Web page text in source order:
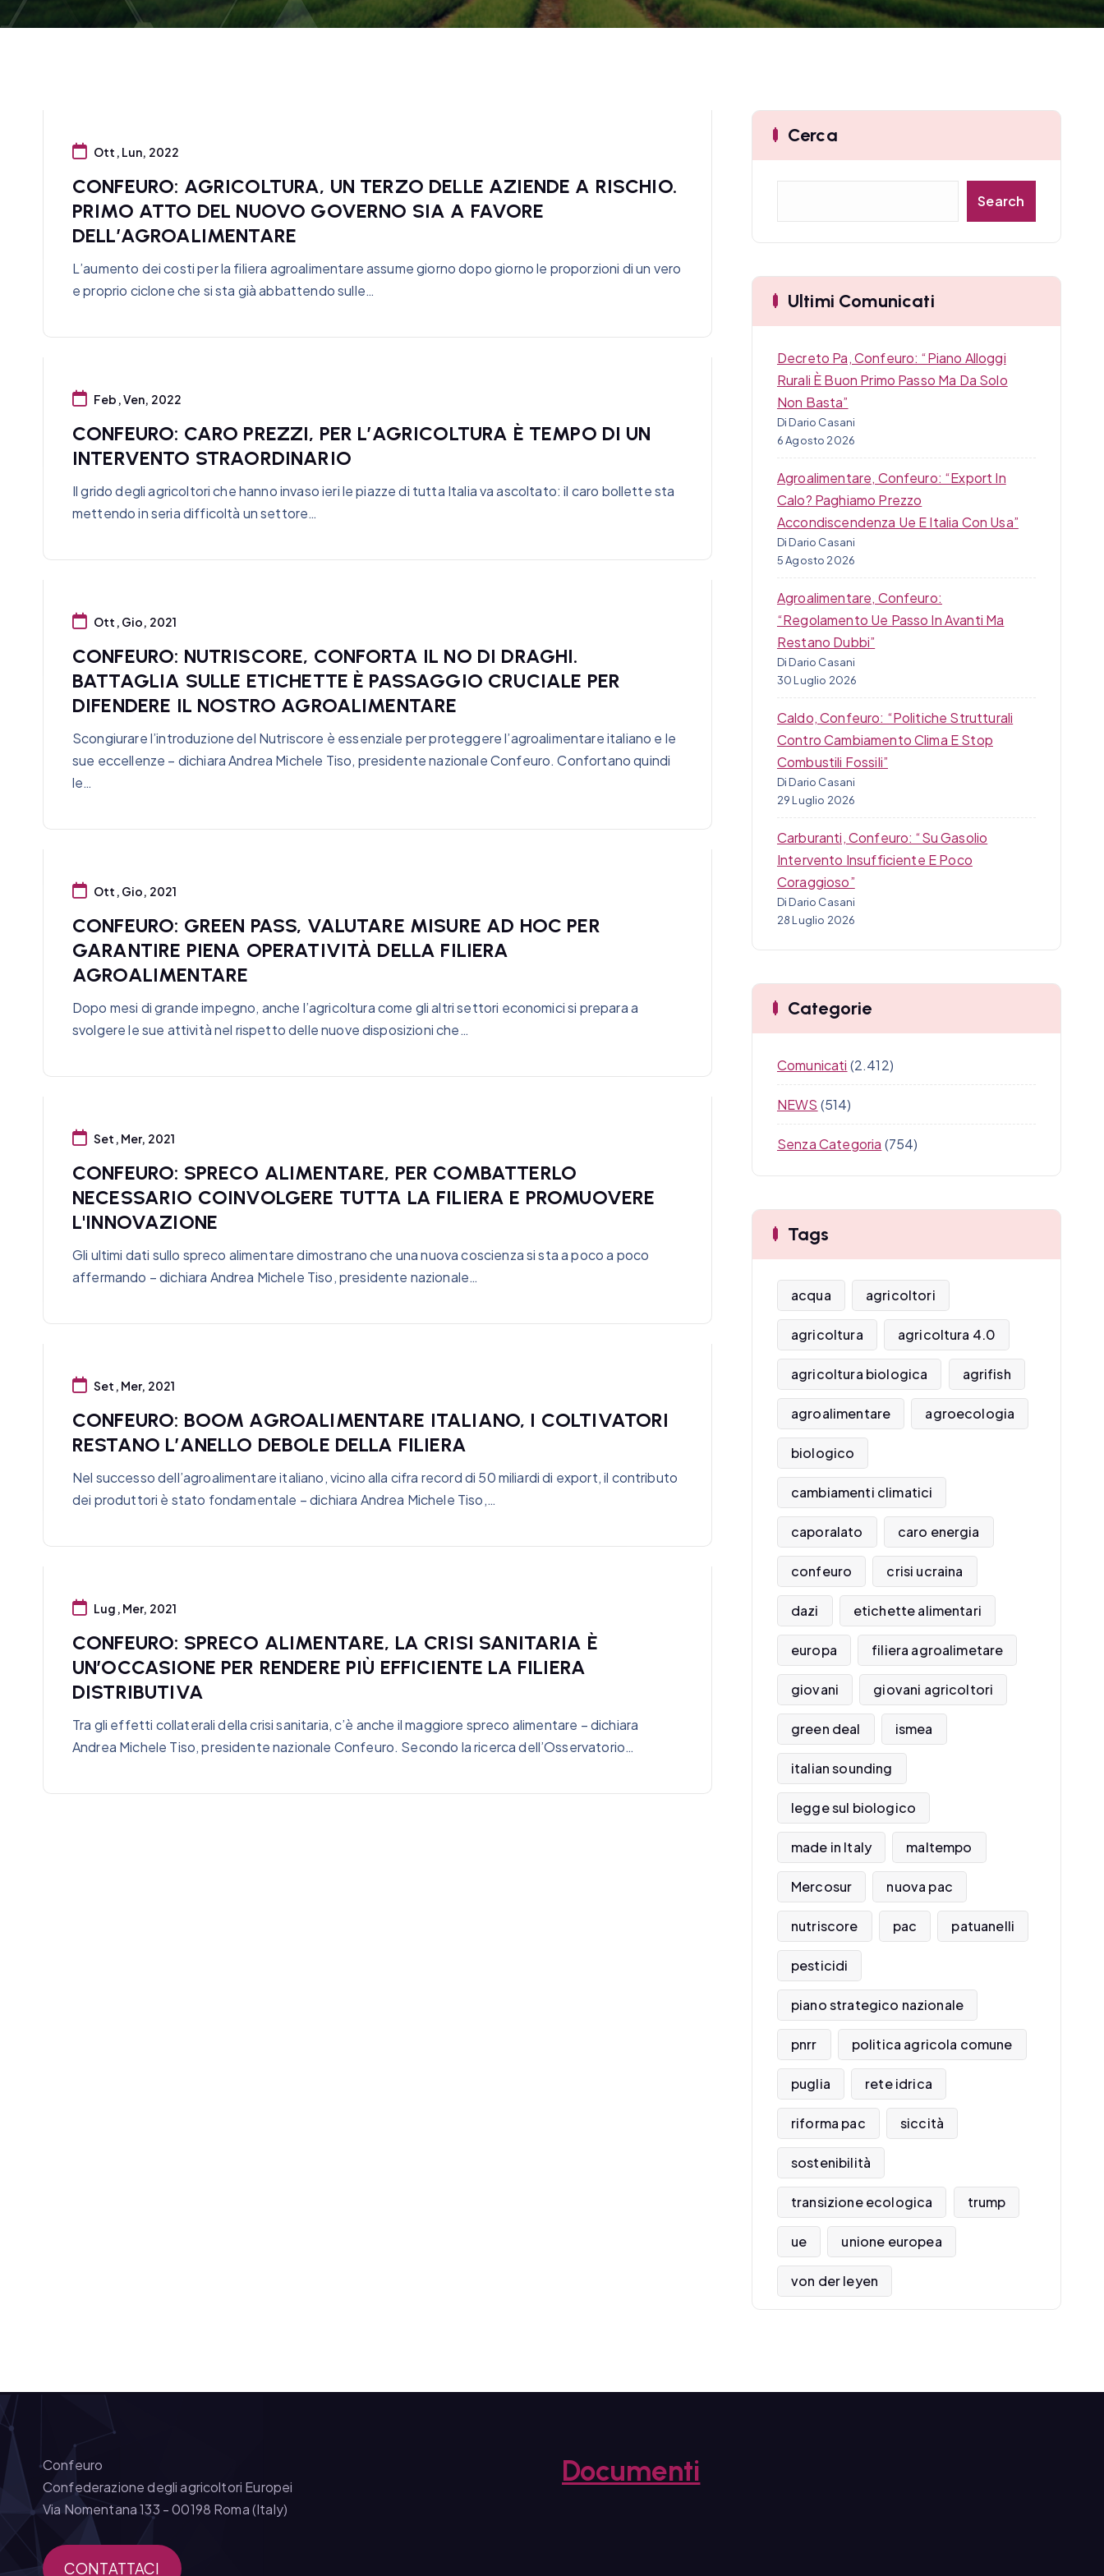
Ott, Lun, 2022
CONFEURO: AGRICOLTURA, UN TERZO DELLE AZIENDE A RISCHIO.
PRIMO ATTO DEL NUOVO GOVERNO SIA A FAVORE
DELL’AGROALIMENTARE
L’aumento dei costi per la filiera agroalimentare assume giorno dopo giorno le proporzioni di un vero
e proprio ciclone che si sta già abbattendo sulle…
Feb, Ven, 2022
CONFEURO: CARO PREZZI, PER L’AGRICOLTURA È TEMPO DI UN
INTERVENTO STRAORDINARIO
Il grido degli agricoltori che hanno invaso ieri le piazze di tutta Italia va ascoltato: il caro bollette sta
mettendo in seria difficoltà un settore…
Ott, Gio, 2021
CONFEURO: NUTRISCORE, CONFORTA IL NO DI DRAGHI.
BATTAGLIA SULLE ETICHETTE È PASSAGGIO CRUCIALE PER
DIFENDERE IL NOSTRO AGROALIMENTARE
Scongiurare l’introduzione del Nutriscore è essenziale per proteggere l’agroalimentare italiano e le
sue eccellenze – dichiara Andrea Michele Tiso, presidente nazionale Confeuro. Confortano quindi
le…
Ott, Gio, 2021
CONFEURO: GREEN PASS, VALUTARE MISURE AD HOC PER
GARANTIRE PIENA OPERATIVITÀ DELLA FILIERA
AGROALIMENTARE
Dopo mesi di grande impegno, anche l’agricoltura come gli altri settori economici si prepara a
svolgere le sue attività nel rispetto delle nuove disposizioni che…
Set, Mer, 2021
CONFEURO: SPRECO ALIMENTARE, PER COMBATTERLO
NECESSARIO COINVOLGERE TUTTA LA FILIERA E PROMUOVERE
L'INNOVAZIONE
Gli ultimi dati sullo spreco alimentare dimostrano che una nuova coscienza si sta a poco a poco
affermando – dichiara Andrea Michele Tiso, presidente nazionale…
Set, Mer, 2021
CONFEURO: BOOM AGROALIMENTARE ITALIANO, I COLTIVATORI
RESTANO L’ANELLO DEBOLE DELLA FILIERA
Nel successo dell’agroalimentare italiano, vicino alla cifra record di 50 miliardi di export, il contributo
dei produttori è stato fondamentale – dichiara Andrea Michele Tiso,…
Lug, Mer, 2021
CONFEURO: SPRECO ALIMENTARE, LA CRISI SANITARIA È
UN’OCCASIONE PER RENDERE PIÙ EFFICIENTE LA FILIERA
DISTRIBUTIVA
Tra gli effetti collaterali della crisi sanitaria, c’è anche il maggiore spreco alimentare – dichiara
Andrea Michele Tiso, presidente nazionale Confeuro. Secondo la ricerca dell’Osservatorio…
Cerca
a
Search
Ultimi Comunicati
Decreto Pa, Confeuro: “Piano Alloggi
Rurali È Buon Primo Passo Ma Da Solo
Non Basta”
Di Dario Casani
6 Agosto 2026
Agroalimentare, Confeuro: “Export In
Calo? Paghiamo Prezzo
Accondiscendenza Ue E Italia Con Usa”
Di Dario Casani
5 Agosto 2026
Agroalimentare, Confeuro:
“Regolamento Ue Passo In Avanti Ma
Restano Dubbi”
Di Dario Casani
30 Luglio 2026
Caldo, Confeuro: “Politiche Strutturali
Contro Cambiamento Clima E Stop
Combustili Fossili”
Di Dario Casani
29 Luglio 2026
Carburanti, Confeuro: “Su Gasolio
Intervento Insufficiente E Poco
Coraggioso”
Di Dario Casani
28 Luglio 2026
Categorie
Comunicati (2.412)
NEWS (514)
Senza Categoria (754)
Tags
acqua agricoltori
agricoltura agricoltura 4.0
agricoltura biologica agrifish
agroalimentare agroecologia
biologico
cambiamenti climatici
caporalato caro energia
confeuro crisi ucraina
dazi etichette alimentari
europa filiera agroalimetare
giovani giovani agricoltori
green deal ismea
italian sounding
legge sul biologico
made in Italy maltempo
Mercosur nuova pac
nutriscore pac patuanelli
pesticidi
piano strategico nazionale
pnrr politica agricola comune
puglia rete idrica
riforma pac siccità
sostenibilità
transizione ecologica trump
ue unione europea
von der leyen
Confeuro
Confederazione degli agricoltori Europei
Via Nomentana 133 - 00198 Roma (Italy)
CONTATTACI
Documenti